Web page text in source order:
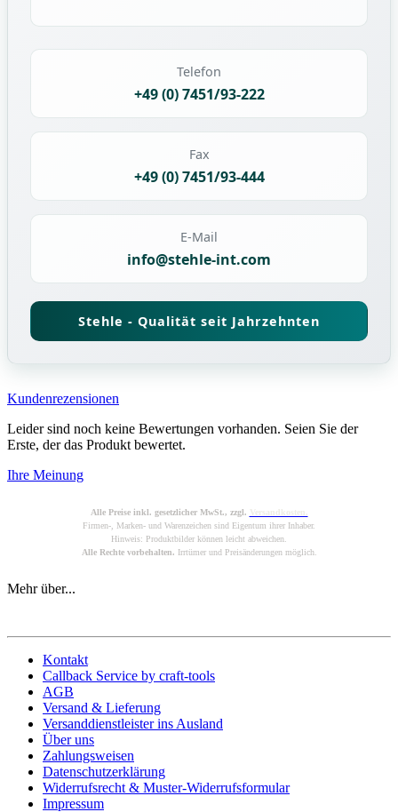
Telefon
+49 (0) 7451/93-222
Fax
+49 (0) 7451/93-444
E-Mail
info@stehle-int.com
Stehle - Qualität seit Jahrzehnten
Kundenrezensionen
Leider sind noch keine Bewertungen vorhanden. Seien Sie der
Erste, der das Produkt bewertet.
Ihre Meinung
Alle Preise inkl. gesetzlicher MwSt., zzgl. Versandkosten.
Firmen-, Marken- und Warenzeichen sind Eigentum ihrer Inhaber.
Hinweis: Produktbilder können leicht abweichen.
Alle Rechte vorbehalten. Irrtümer und Preisänderungen möglich.
Mehr über...
Kontakt
Callback Service by craft-tools
AGB
Versand & Lieferung
Versanddienstleister ins Ausland
Über uns
Zahlungsweisen
Datenschutzerklärung
Widerrufsrecht & Muster-Widerrufsformular
Impressum